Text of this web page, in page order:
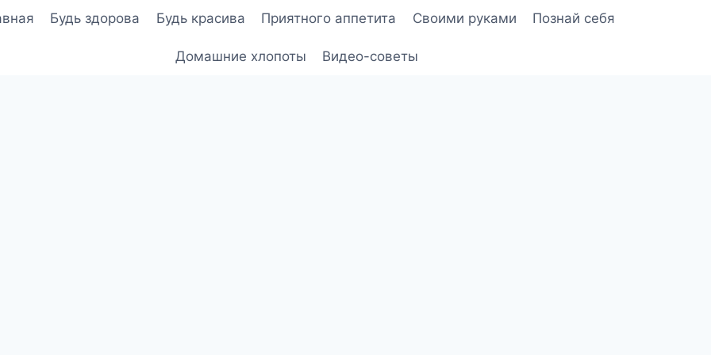
Будь здорова Будь красива Приятного аппетита Своими руками Познай себя
Домашние хлопоты Видео-советы